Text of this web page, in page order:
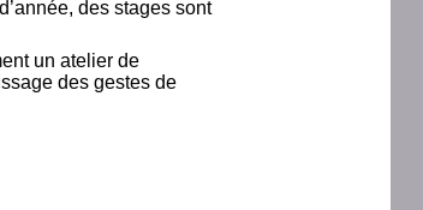
des stages sont
un atelier de
des gestes de